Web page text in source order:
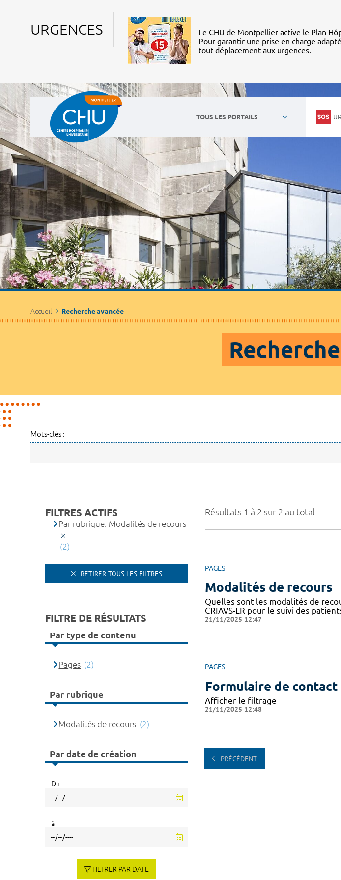
URGENCES
Le CHU de Montpellier active le Plan
Pour garantir une prise en charge
tout déplacement aux urgences.
TOUS LES PORTAILS
Accueil Recherche avancée
Mots-clés :
Résultats 1 à 2 sur 2 au total
PAGES
Modalités de recours
Quelles sont les modalités de
CRIAVS-LR pour le suivi des
21/11/2025 12:47
PAGES
Formulaire de contact
Afficher le filtrage
21/11/2025 12:48
PRÉCÉDENT
FILTRES ACTIFS
Par rubrique: Modalités de recours
(2)
RETIRER TOUS LES FILTRES
FILTRE DE RÉSULTATS
Par type de contenu
Pages (2)
Par rubrique
Modalités de recours (2)
Par date de création
Du
à
FILTRER PAR DATE